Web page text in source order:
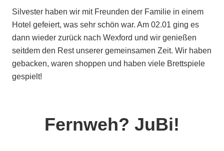
Silvester haben wir mit Freunden der Familie in einem
Hotel gefeiert, was sehr schön war. Am 02.01 ging es
dann wieder zurück nach Wexford und wir genießen
seitdem den Rest unserer gemeinsamen Zeit. Wir haben
gebacken, waren shoppen und haben viele Brettspiele
gespielt!
Fernweh? JuBi!